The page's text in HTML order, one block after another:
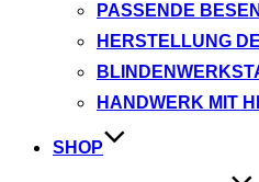
PASSENDE
HERSTELLUNG
HANDWERK MIT
SHOP